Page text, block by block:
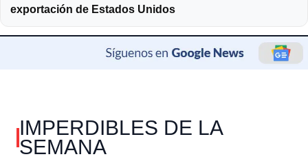
exportación de Estados Unidos
IMPERDIBLES DE LA
SEMANA